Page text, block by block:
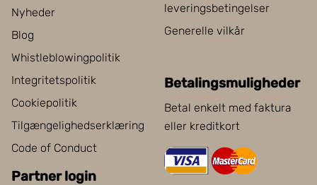
Nyheder
Blog
Whistleblowingpolitik
Integritetspolitik
Cookiepolitik
Tilgængelighedserklæring
Code of Conduct
Partner login
leveringsbetingelser
Generelle vilkår
Betalingsmuligheder
Betal enkelt med faktura
eller kreditkort